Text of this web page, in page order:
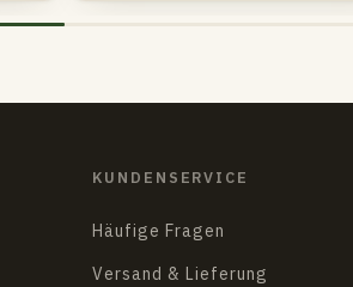
KUNDENSERVICE
Häufige Fragen
Versand & Lieferung